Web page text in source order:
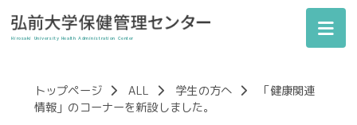
Hirosaki University Health Administration Center
トップページ ALL 学生の方へ
「健康関連
情報」のコーナーを新設しました。